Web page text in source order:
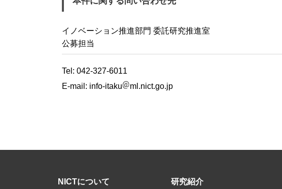
イノベーション推進部門 委託研究推進室
公募担当
Tel: 042-327-6011
E-mail: info-itaku ml.nict.go.jp
NICTについて 研究紹介